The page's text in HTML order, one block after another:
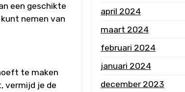
een geschikte
nemen van
te maken
vermijd je de
april 2024
maart 2024
februari 2024
januari 2024
december 2023